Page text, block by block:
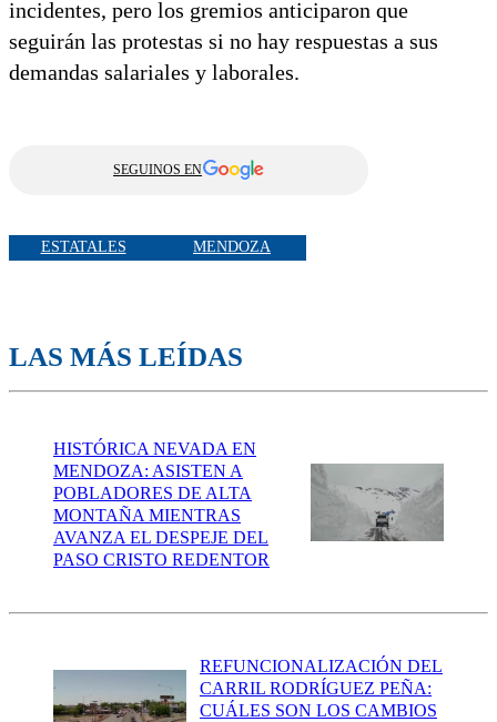
incidentes, pero los gremios anticiparon que
seguirán las protestas si no hay respuestas a sus
demandas salariales y laborales.
SEGUINOS EN
ESTATALES MENDOZA
LAS MÁS LEÍDAS
HISTÓRICA NEVADA EN
MENDOZA: ASISTEN A
POBLADORES DE ALTA
MONTAÑA MIENTRAS
AVANZA EL DESPEJE DEL
PASO CRISTO REDENTOR
REFUNCIONALIZACIÓN DEL
CARRIL RODRÍGUEZ PEÑA:
CUÁLES SON LOS CAMBIOS